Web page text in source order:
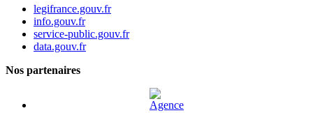
legifrance.gouv.fr
info.gouv.fr
service-public.gouv.fr
data.gouv.fr
Nos partenaires